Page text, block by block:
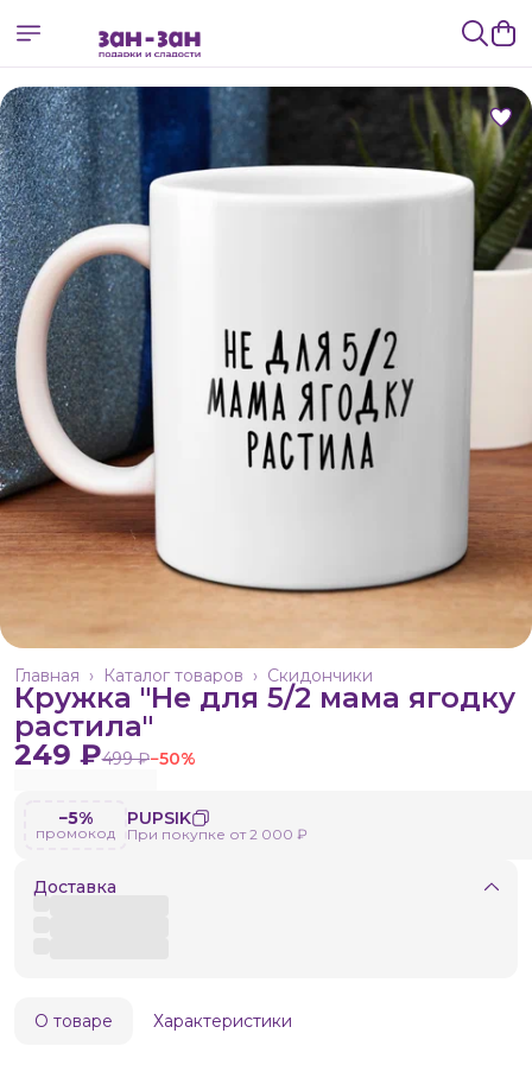
Скидончики
Каталог товаров ›
Главная ›
Кружка "Не для 5/2 мама ягодку
растила"
249 ₽499 ₽−50%
−5%
промокод
PUPSIK
При покупке от 2 000 ₽
Доставка
О товаре Характеристики